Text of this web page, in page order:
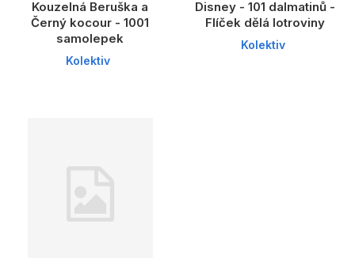
Kouzelná Beruška a
Černý kocour - 1001
samolepek
Kolektiv
Disney - 101 dalmatinů -
Flíček dělá lotroviny
Kolektiv